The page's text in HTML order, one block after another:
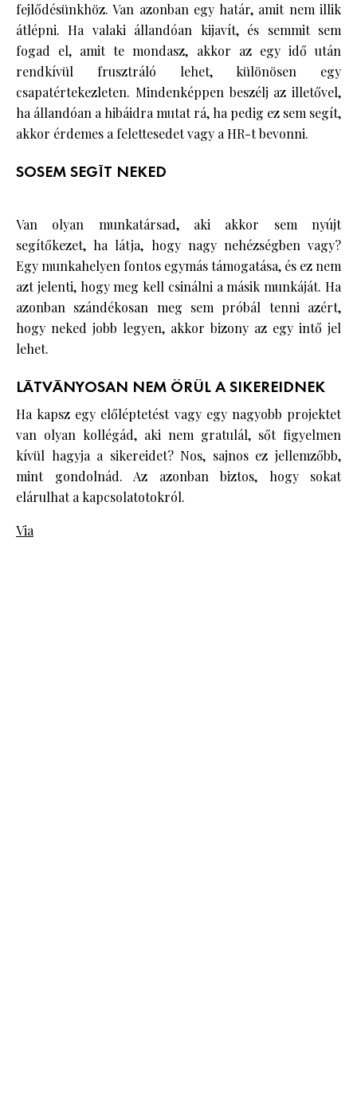
fejlődésünkhöz. Van azonban egy határ, amit nem illik
átlépni. Ha valaki állandóan kijavít, és semmit sem
fogad el, amit te mondasz, akkor az egy idő után
rendkívül frusztráló lehet, különösen egy
csapatértekezleten. Mindenképpen beszélj az illetővel,
ha állandóan a hibáidra mutat rá, ha pedig ez sem segít,
akkor érdemes a felettesedet vagy a HR-t bevonni.
SOSEM SEGÍT NEKED
Van olyan munkatársad, aki akkor sem nyújt
segítőkezet, ha látja, hogy nagy nehézségben vagy?
Egy munkahelyen fontos egymás támogatása, és ez nem
azt jelenti, hogy meg kell csinálni a másik munkáját. Ha
azonban szándékosan meg sem próbál tenni azért,
hogy neked jobb legyen, akkor bizony az egy intő jel
lehet.
LÁTVÁNYOSAN NEM ÖRÜL A SIKEREIDNEK
Ha kapsz egy előléptetést vagy egy nagyobb projektet
van olyan kollégád, aki nem gratulál, sőt figyelmen
kívül hagyja a sikereidet? Nos, sajnos ez jellemzőbb,
mint gondolnád. Az azonban biztos, hogy sokat
elárulhat a kapcsolatotokról.
Via